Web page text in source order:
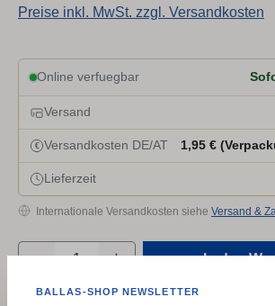
Preise inkl. MwSt. zzgl. Versandkosten
Online verfuegbar
Versand
€ Versandkosten DE/AT 1,95 €
Lieferzeit
Internationale Versandkosten siehe Versand &
Produkt Anzahl: Gib den
In den
BALLAS-SHOP NEWSLETTER